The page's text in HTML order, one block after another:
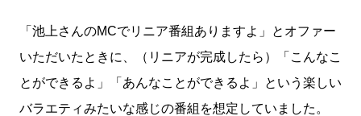
「池上さんのMCでリニア番組ありますよ」とオファー
いただいたときに、（リニアが完成したら）「こんなこ
とができるよ」「あんなことができるよ」という楽しい
バラエティみたいな感じの番組を想定していました。